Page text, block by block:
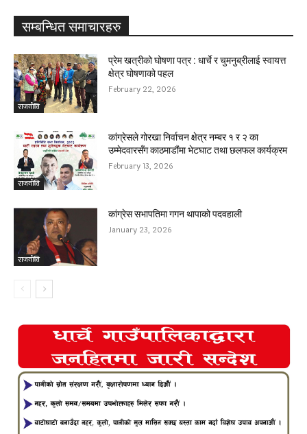
सम्बन्धित समाचारहरु
राजनीति
प्रेम खत्रीको घोषणा पत्र : धार्चे र चुमनुब्रीलाई स्वायत्त
क्षेत्र घोषणाको पहल
February 22, 2026
राजनीति
कांग्रेसले गोरखा निर्वाचन क्षेत्र नम्बर १ र २ का
उम्मेदवारसँग काठमाडौंमा भेटघाट तथा छलफल कार्यक्रम
February 13, 2026
राजनीति
कांग्रेस सभापतिमा गगन थापाको पदवहाली
January 23, 2026